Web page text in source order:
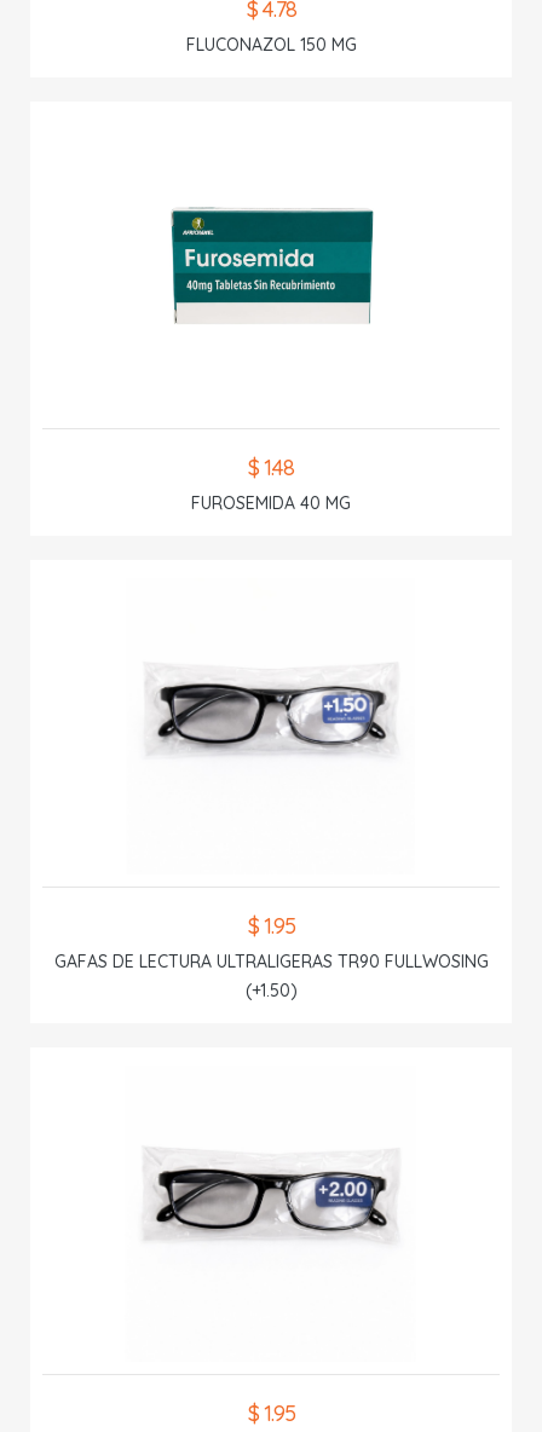
$ 4.78
FLUCONAZOL 150 MG
$ 1.48
FUROSEMIDA 40 MG
$ 1.95
GAFAS DE LECTURA ULTRALIGERAS TR90 FULLWOSING
(+1.50)
$ 1.95